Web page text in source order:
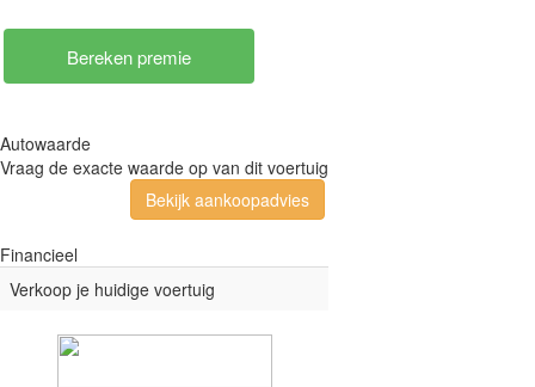
Autowaarde
Vraag de exacte waarde op van dit voertuig
Bekijk aankoopadvies
Financieel
Verkoop je huidige voertuig